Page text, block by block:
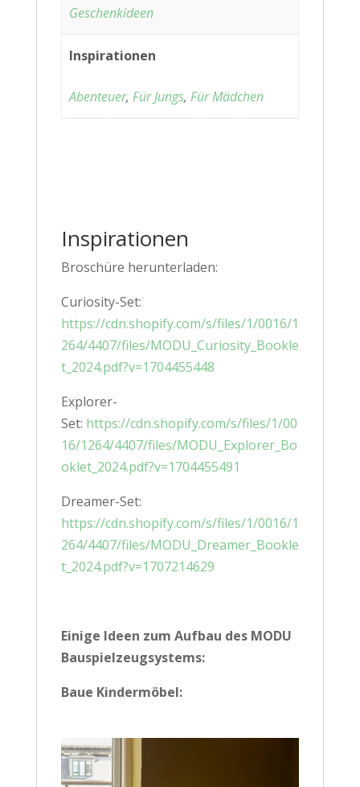
Geschenkideen
Inspirationen
Abenteuer,Für Jungs,Für Mädchen
Inspirationen
Broschüre herunterladen:
Curiosity-Set:
https://cdn.shopify.com/s/files/1/0016/1
264/4407/files/MODU_Curiosity_Bookle
t_2024.pdf?v=1704455448
Explorer-
Set: https://cdn.shopify.com/s/files/1/00
16/1264/4407/files/MODU_Explorer_Bo
oklet_2024.pdf?v=1704455491
Dreamer-Set:
https://cdn.shopify.com/s/files/1/0016/1
264/4407/files/MODU_Dreamer_Bookle
t_2024.pdf?v=1707214629
Einige Ideen zum Aufbau des MODU
Bauspielzeugsystems:
Baue Kindermöbel: